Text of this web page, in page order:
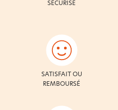
SÉCURISÉ
SATISFAIT OU
REMBOURSÉ